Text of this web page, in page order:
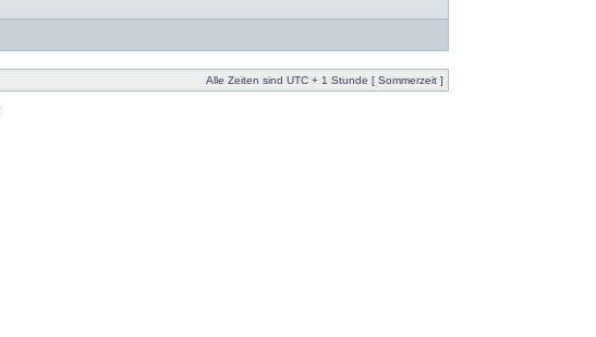
Alle Zeiten sind UTC + 1 Stunde [ Sommerzeit ]